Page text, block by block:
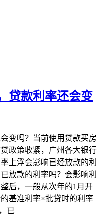
贷款利率还会变
变吗？当前使用贷款买房
政策收紧，广州各大银行
上浮会影响已经放款的利
放款的利率吗？会影响利
后，一般从次年的1月开
基准利率×批贷时的利率
已